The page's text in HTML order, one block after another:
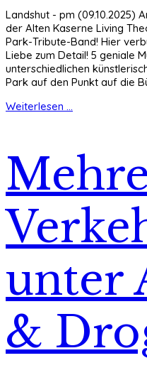
Landshut - pm (09.10.2025)
der Alten Kaserne Living
Park-Tribute-Band! Hier
Liebe zum Detail! 5 geniale
unterschiedlichen
Park auf den Punkt auf die
Weiterlesen ...
unter
&